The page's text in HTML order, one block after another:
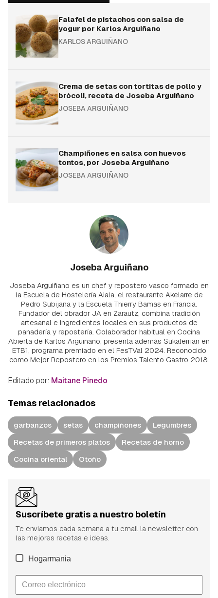
Falafel de pistachos con salsa de
yogur por Karlos Arguiñano
KARLOS ARGUIÑANO
Crema de setas con tortitas de pollo y
brócoli, receta de Joseba Arguiñano
JOSEBA ARGUIÑANO
Champiñones en salsa con huevos
tontos, por Joseba Arguiñano
JOSEBA ARGUIÑANO
Joseba Arguiñano
Joseba Arguiñano es un chef y repostero vasco formado en
la Escuela de Hostelería Aiala, el restaurante Akelarre de
Pedro Subijana y la Escuela Thierry Bamas en Francia.
Fundador del obrador JA en Zarautz, combina tradición
artesanal e ingredientes locales en sus productos de
panadería y repostería. Colaborador habitual en Cocina
Abierta de Karlos Arguiñano, presenta además Sukalerrian en
ETB1, programa premiado en el FesTVal 2024. Reconocido
como Mejor Repostero en los Premios Talento Gastro 2018.
Editado por: Maitane Pinedo
Temas relacionados
garbanzos setas champiñones
Legumbres
Recetas de primeros platos
Recetas de horno
Cocina oriental
Otoño
Suscríbete gratis a nuestro boletín
Te enviamos cada semana a tu email la newsletter con
las mejores recetas e ideas.
Hogarmania